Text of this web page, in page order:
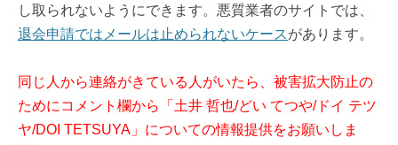
し取られないようにできます。悪質業者のサイトでは、
退会申請ではメールは止められないケースがあります。
同じ人から連絡がきている人がいたら、被害拡大防止の
ためにコメント欄から「土井 哲也/どい てつや/ドイ テツ
ヤ/DOI TETSUYA」についての情報提供をお願いしま